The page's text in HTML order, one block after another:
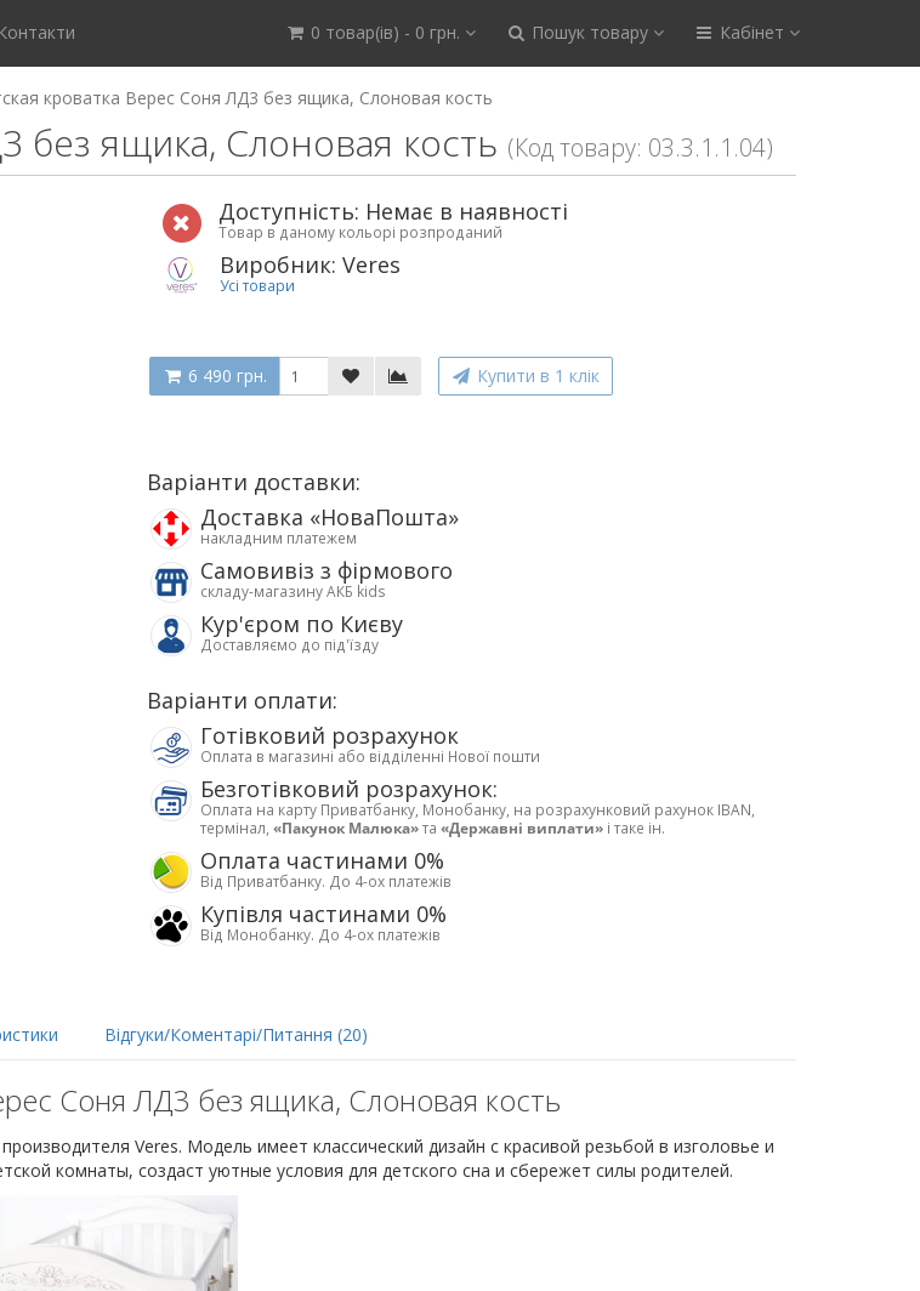
Контакти 0 товар(ів) - 0 грн. Пошук товару Кабінет
кроватка Верес Соня ЛД3 без ящика, Слоновая кость
без ящика, Слоновая кость (Код товару: 03.3.1.1.04)
Доступність: Немає в наявності
Товар в даному кольорі розпроданий
Виробник: Veres
Усі товари
6 490 грн. Купити в 1 клік
Варіанти доставки:
Доставка «НоваПошта»
накладним платежем
Самовивіз з фірмового
складу-магазину АКБ kids
Кур'єром по Києву
Доставляємо до під'їзду
Варіанти оплати:
Готівковий розрахунок
Оплата в магазині або відділенні Нової пошти
Безготівковий розрахунок:
Оплата на карту Приватбанку, Монобанку, на розрахунковий рахунок IBAN,
термінал, «Пакунок Малюка»та «Державні виплати» і таке ін.
Оплата частинами 0%
Від Приватбанку. До 4-ох платежів
Купівля частинами 0%
Від Монобанку. До 4-ох платежів
Відгуки/Коментарі/Питання (20)
Соня ЛД3 без ящика, Слоновая кость
Veres. Модель имеет классический дизайн с красивой резьбой в изголовье и
комнаты, создаст уютные условия для детского сна и сбережет силы родителей.